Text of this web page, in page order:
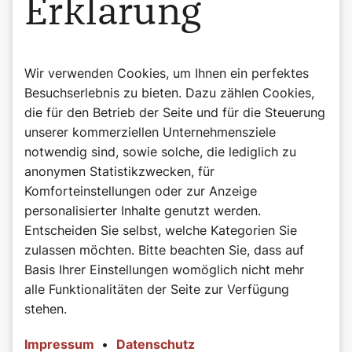
©Wiener Domverlag
Buchtipp: Beten, Herr Pfarrer!
Weitere lustige Anekdoten finden Sie in "Beten, Herr
Pfarrer!" von Bernadette Spitzer.
Beten, Herr Pfarrer! – Anekdoten zwischen Alltag und
Erklärung
Wir verwenden Cookies, um Ihnen ein perfektes
Besuchserlebnis zu bieten. Dazu zählen Cookies,
die für den Betrieb der Seite und für die Steuerung
unserer kommerziellen Unternehmensziele
notwendig sind, sowie solche, die lediglich zu
anonymen Statistikzwecken, für
Komforteinstellungen oder zur Anzeige
personalisierter Inhalte genutzt werden.
Entscheiden Sie selbst, welche Kategorien Sie
zulassen möchten. Bitte beachten Sie, dass auf
Basis Ihrer Einstellungen womöglich nicht mehr
alle Funktionalitäten der Seite zur Verfügung
stehen.
Impressum • Datenschutz